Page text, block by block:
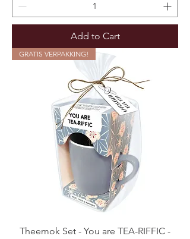
Add to Cart
GRATIS VERPAKKING!
Theemok Set - You are TEA-RIFFIC -